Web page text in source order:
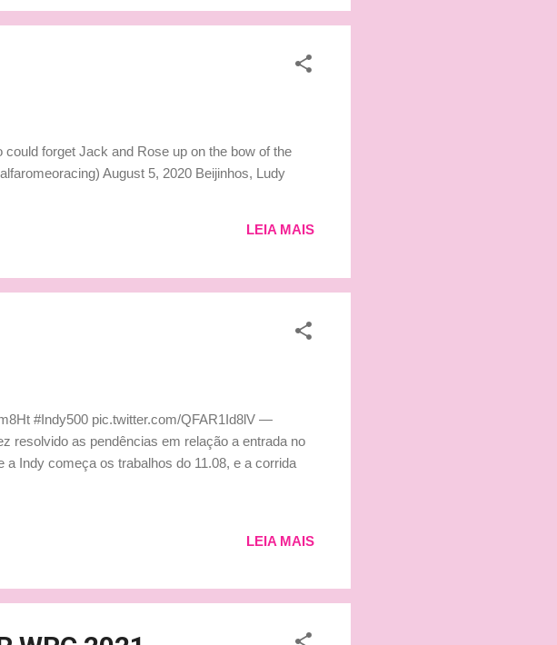
forget Jack and Rose up on the bow of the
August 5, 2020 Beijinhos, Ludy
LEIA MAIS
#Indy500 pic.twitter.com/QFAR1Id8lV —
resolvido as pendências em relação a entrada no
Indy começa os trabalhos do 11.08, e a corrida
LEIA MAIS